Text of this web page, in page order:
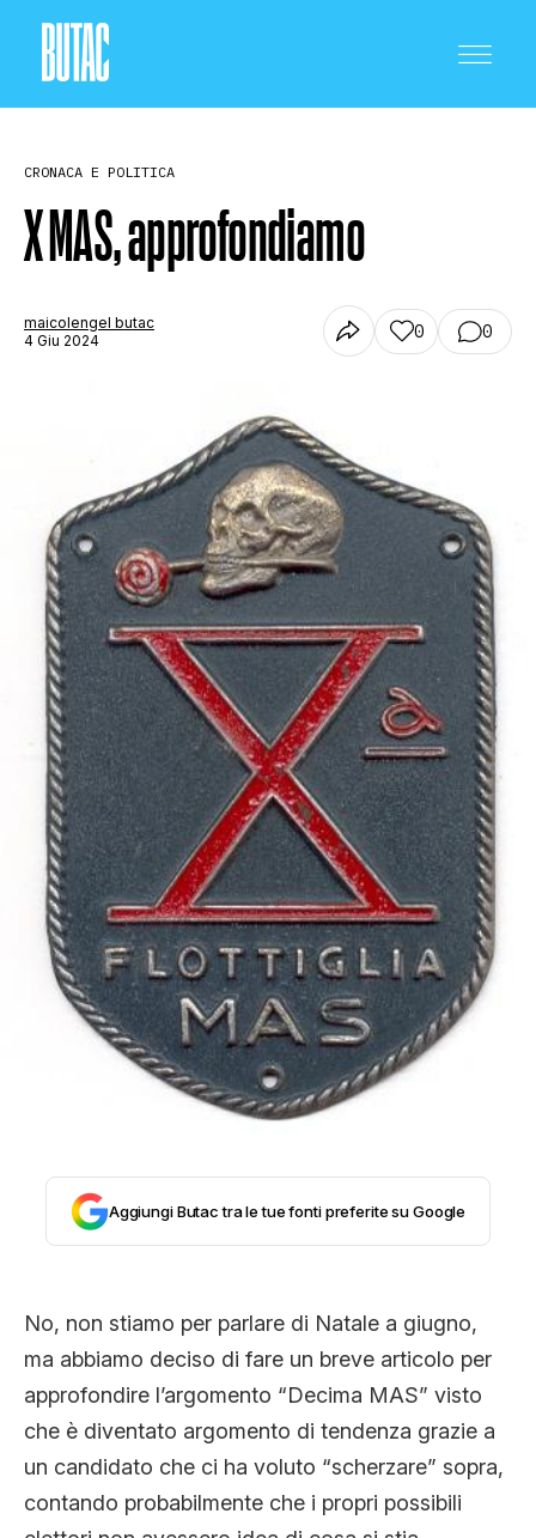
SALUTE E MEDICINA
STORIA E CITAZIONI
INTRATTENIMENTO
COMPLOTTI, LEGGENDE URBANE ED
EVERGREEN
EDITORIALI
TRUFFE E SOCIAL NETWORK
CLIMA ED ENERGIA
CONTATTI
CRONACA E POLITICA
X MAS, approfondiamo
maicolengel butac
4 Giu 2024
0 0
Aggiungi Butac tra le tue fonti preferite su Google
No, non stiamo per parlare di Natale a giugno,
ma abbiamo deciso di fare un breve articolo per
approfondire l’argomento “Decima MAS” visto
che è diventato argomento di tendenza grazie a
un candidato che ci ha voluto “scherzare” sopra,
contando probabilmente che i propri possibili